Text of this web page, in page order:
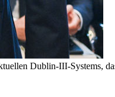
Dublin-III-Systems,